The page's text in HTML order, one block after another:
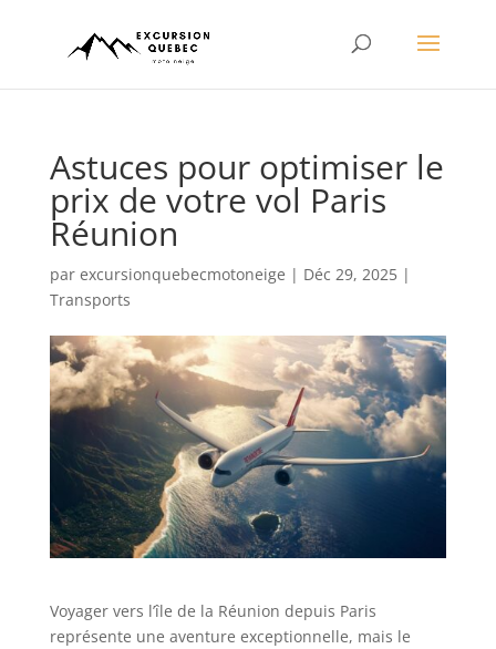
Astuces pour optimiser le
prix de votre vol Paris
Réunion
par excursionquebecmotoneige | Déc 29, 2025|
Transports
Voyager vers l’île de la Réunion depuis Paris
représente une aventure exceptionnelle, mais le